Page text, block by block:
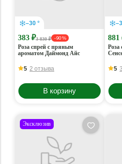
–30 °
383 ₽3 830 ₽ - 90 %
Роза спрей с пряным
ароматом Даймонд Айс
5 2 отзыва
В корзину
881
Роза
5
Эксклюзив